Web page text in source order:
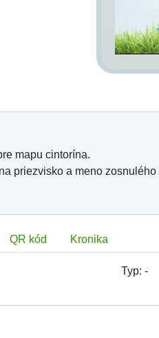
mapu cintorína.
priezvisko a meno zosnulého
QR kód Kronika
Typ: -